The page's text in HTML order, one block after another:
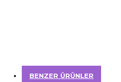
BENZER ÜRÜNLER